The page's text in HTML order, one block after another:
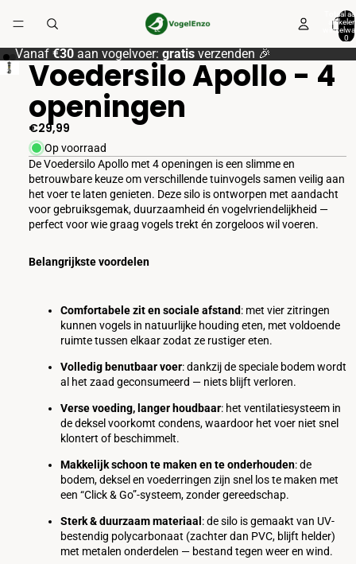
Totaal
0
Vanaf €30 aan vogelvoer: gratis verzenden 🎉
Voedersilo Apollo - 4
openingen
€29,99
Op voorraad
De Voedersilo Apollo met 4 openingen is een slimme en
betrouwbare keuze om verschillende tuinvogels samen veilig aan
het voer te laten genieten. Deze silo is ontworpen met aandacht
voor gebruiksgemak, duurzaamheid én vogelvriendelijkheid —
perfect voor wie graag vogels trekt én zorgeloos wil voeren.
Belangrijkste voordelen
Comfortabele zit en sociale afstand: met vier zitringen
kunnen vogels in natuurlijke houding eten, met voldoende
ruimte tussen elkaar zodat ze rustiger eten.
Volledig benutbaar voer: dankzij de speciale bodem wordt
al het zaad geconsumeerd — niets blijft verloren.
Verse voeding, langer houdbaar: het ventilatiesysteem in
de deksel voorkomt condens, waardoor het voer niet snel
klontert of beschimmelt.
Makkelijk schoon te maken en te onderhouden: de
bodem, deksel en voederringen zijn snel los te maken met
een “Click & Go”-systeem, zonder gereedschap.
Sterk & duurzaam materiaal : de silo is gemaakt van UV-
bestendig polycarbonaat (zachter dan PVC, blijft helder)
met metalen onderdelen — bestand tegen weer en wind.